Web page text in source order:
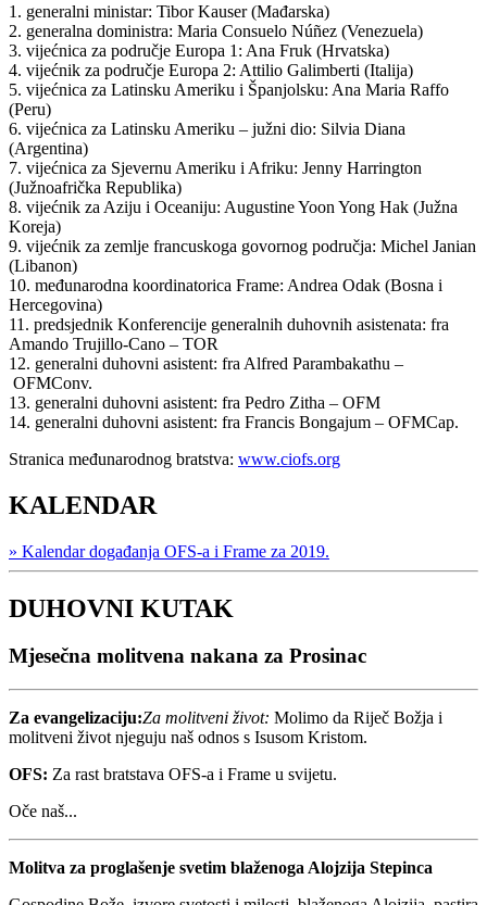
1. generalni ministar: Tibor Kauser (Mađarska)
2. generalna doministra: Maria Consuelo Núñez (Venezuela)
3. vijećnica za područje Europa 1: Ana Fruk (Hrvatska)
4. vijećnik za područje Europa 2: Attilio Galimberti (Italija)
5. vijećnica za Latinsku Ameriku i Španjolsku: Ana Maria Raffo
(Peru)
6. vijećnica za Latinsku Ameriku – južni dio: Silvia Diana
(Argentina)
7. vijećnica za Sjevernu Ameriku i Afriku: Jenny Harrington
(Južnoafrička Republika)
8. vijećnik za Aziju i Oceaniju: Augustine Yoon Yong Hak (Južna
Koreja)
9. vijećnik za zemlje francuskoga govornog područja: Michel Janian
(Libanon)
10. međunarodna koordinatorica Frame: Andrea Odak (Bosna i
Hercegovina)
11. predsjednik Konferencije generalnih duhovnih asistenata: fra
Amando Trujillo-Cano – TOR
12. generalni duhovni asistent: fra Alfred Parambakathu –
OFMConv.
13. generalni duhovni asistent: fra Pedro Zitha – OFM
14. generalni duhovni asistent: fra Francis Bongajum – OFMCap.
Stranica međunarodnog bratstva: www.ciofs.org
KALENDAR
» Kalendar događanja OFS-a i Frame za 2019.
DUHOVNI KUTAK
Mjesečna molitvena nakana za Prosinac
Za evangelizaciju:Za molitveni život: Molimo da Riječ Božja i
molitveni život njeguju naš odnos s Isusom Kristom.
OFS: Za rast bratstava OFS-a i Frame u svijetu.
Oče naš...
Molitva za proglašenje svetim blaženoga Alojzija Stepinca